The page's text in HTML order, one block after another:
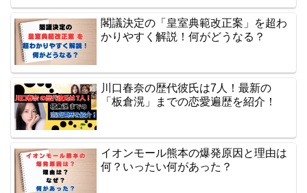
閣議決定の「皇室典範改正案」を超わ
かりやすく解説！何がどうなる？
川口春奈の歴代彼氏は7人！最新の
「板倉滉」までの恋愛遍歴を紹介！
イオンモール熊本の爆発原因と理由は
何？いったい何があった？